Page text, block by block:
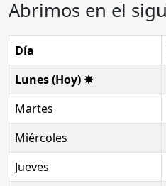
Abrimos en el
Día
Lunes (Hoy) ✸
Martes
Miércoles
Jueves